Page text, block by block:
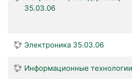
35.03.06
Электроника 35.03.06
Информационные